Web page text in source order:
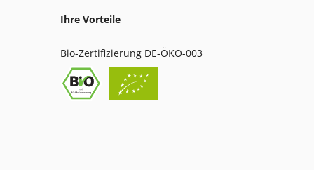
Ihre Vorteile
Bio-Zertifizierung DE-ÖKO-003